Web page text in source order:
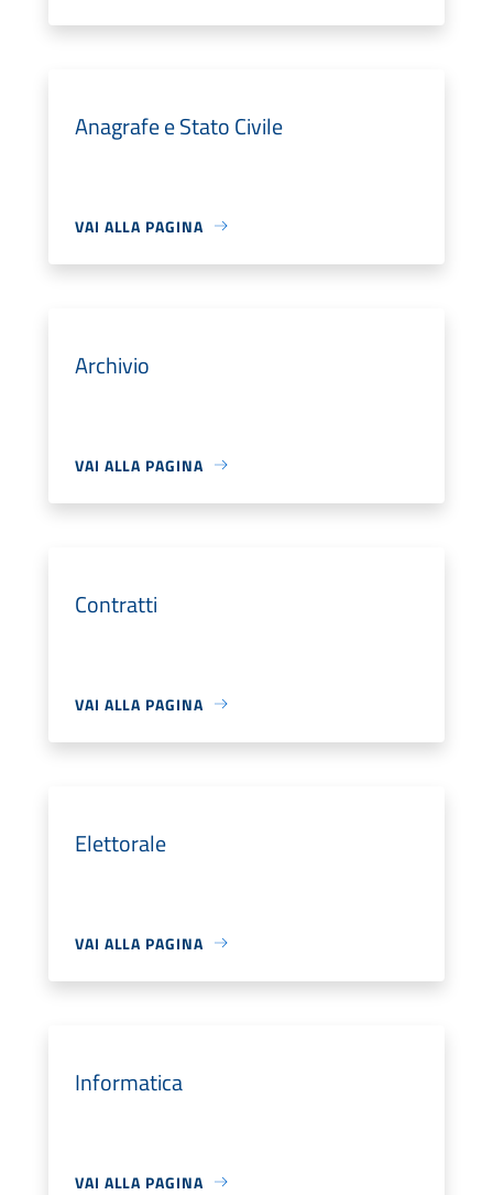
Anagrafe e Stato Civile
VAI ALLA PAGINA
Archivio
VAI ALLA PAGINA
Contratti
VAI ALLA PAGINA
Elettorale
VAI ALLA PAGINA
Informatica
VAI ALLA PAGINA